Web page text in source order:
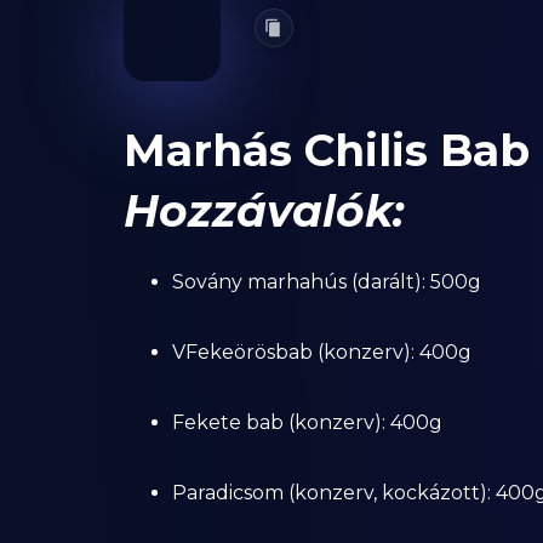
Marhás Chilis Bab
Hozzávalók:
Sovány marhahús (darált): 500g
VFekeörösbab (konzerv): 400g
Fekete bab (konzerv): 400g
Paradicsom (konzerv, kockázott):